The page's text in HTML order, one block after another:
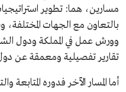
مسارين، هما: تطوير
بالتعاون مع الجهات
وورش عمل في المملكة ودول
تقارير تفصيلية ومعمقة عن
أما المسار الآخر فدوره المتابعة